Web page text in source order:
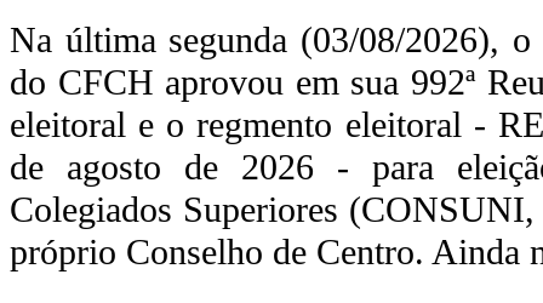
Na última segunda (03/08/2026), o
do CFCH aprovou em sua 992ª
eleitoral e o regmento eleitoral -
de agosto de 2026 - para
Colegiados Superiores
próprio Conselho de Centro. Ainda